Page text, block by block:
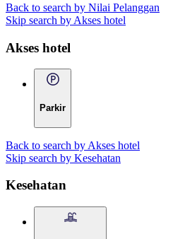
Back to search by Nilai Pelanggan
Skip search by Akses hotel
Akses hotel
Parkir
Back to search by Akses hotel
Skip search by Kesehatan
Kesehatan